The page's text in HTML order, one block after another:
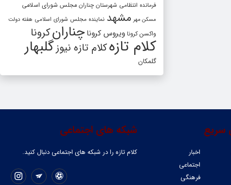
فرمانده انتظامی شهرستان چناران مجلس شورای اسلامی
مسکن مهر مشهد نماینده مجلس شورای اسلامی هفته دولت
واکسن کرونا ویروس کرونا چنارانکرونا
کلام تازهکلام تازه نیوزگلبهار
گلمکان
شبکه های اجتماعی
کلام تازه را در شبکه ‌های اجتماعی دنبال کنید.
سریع
اخبار
اجتماعی
فرهنگی